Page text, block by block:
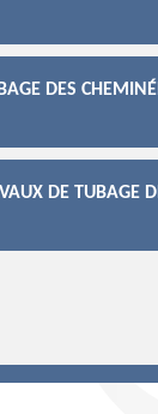
DES
DE TUBAGE